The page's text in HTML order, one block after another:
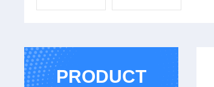
PRODUCT